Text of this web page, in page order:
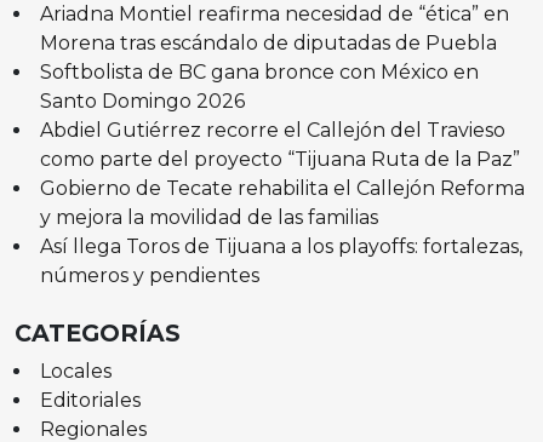
Ariadna Montiel reafirma necesidad de “ética” en
Morena tras escándalo de diputadas de Puebla
Softbolista de BC gana bronce con México en
Santo Domingo 2026
Abdiel Gutiérrez recorre el Callejón del Travieso
como parte del proyecto “Tijuana Ruta de la Paz”
Gobierno de Tecate rehabilita el Callejón Reforma
y mejora la movilidad de las familias
Así llega Toros de Tijuana a los playoffs: fortalezas,
números y pendientes
CATEGORÍAS
Locales
Editoriales
Regionales